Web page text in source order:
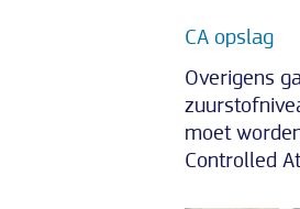
CA opslag
Overigens
moet
Controlled